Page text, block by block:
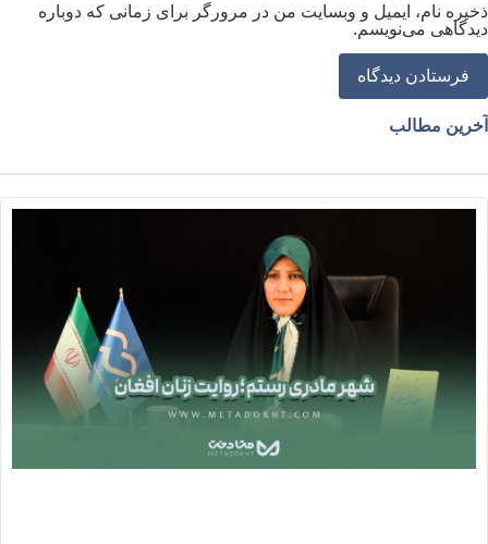
نام، ایمیل و وبسایت من در مرورگر برای زمانی که دوباره
می‌نویسم.
مطالب